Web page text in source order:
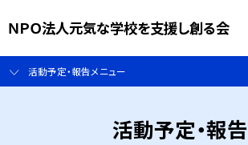
ＮＰＯ法人元気な学校を支援し創る会
活動予定・報告メニュー
活動予定・報告